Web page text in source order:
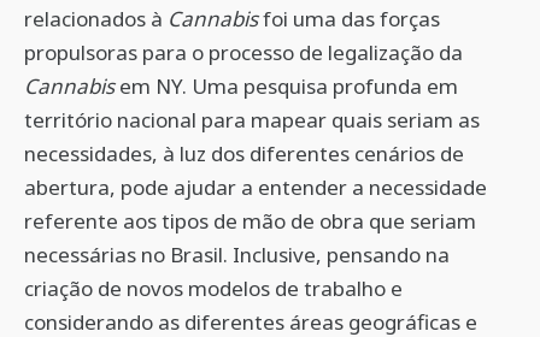
relacionados à Cannabisfoi uma das forças
propulsoras para o processo de legalização da
Cannabisem NY. Uma pesquisa profunda em
território nacional para mapear quais seriam as
necessidades, à luz dos diferentes cenários de
abertura, pode ajudar a entender a necessidade
referente aos tipos de mão de obra que seriam
necessárias no Brasil. Inclusive, pensando na
criação de novos modelos de trabalho e
considerando as diferentes áreas geográficas e